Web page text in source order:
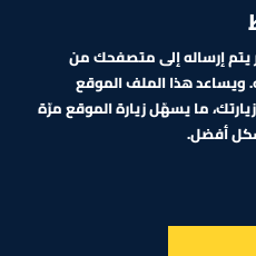
إرساله إلى متصفحك من
ويساعد هذا الملف الموقع
ما يسهّل زيارة الموقع مرّة
أفضل.